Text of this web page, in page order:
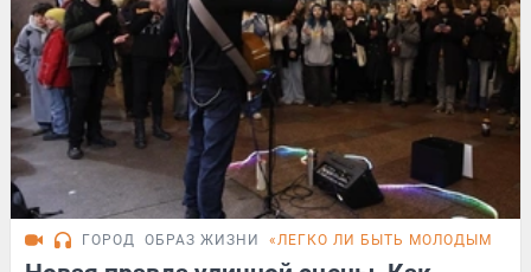
ГОРОД ОБРАЗ ЖИЗНИ «ЛЕГКО ЛИ БЫТЬ МОЛОДЫМ»